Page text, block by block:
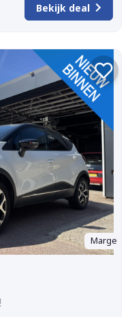
Bekijk deal
Marge